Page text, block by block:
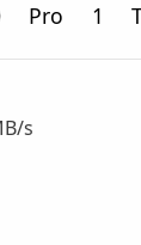
Pro 1 TB
s